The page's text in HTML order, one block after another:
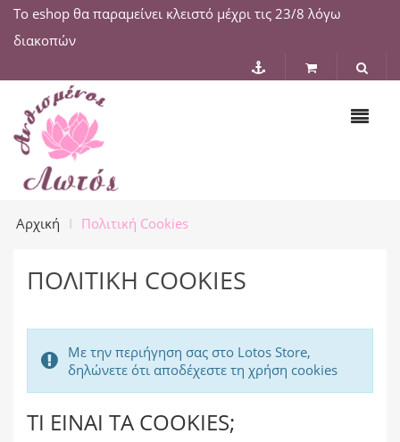
Το eshop θα παραμείνει κλειστό μέχρι τις 23/8 λόγω
διακοπών
Αρχική Πολιτική Cookies
ΠΟΛΙΤΙΚΉ COOKIES
Με την περιήγηση σας στο Lotos Store,
δηλώνετε ότι αποδέχεστε τη χρήση cookies
ΤΊ ΕΊΝΑΙ ΤΑ COOKIES;